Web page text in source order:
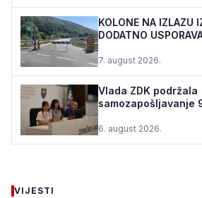
KOLONE NA IZLAZU
DODATNO
7. august 2026.
Vlada ZDK podržala
samozapošljavanje
podrž...
6. august 2026.
VIJESTI